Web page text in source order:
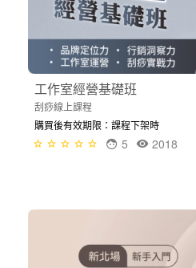
工作室經營基礎班
刮痧線上課程
購買後有效期限：課程下架時
2018
5